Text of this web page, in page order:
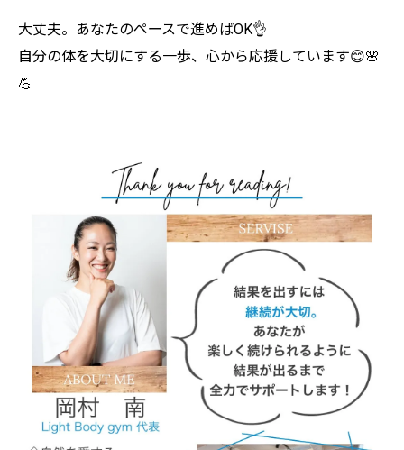
大丈夫。あなたのペースで進めばOK👌
自分の体を大切にする一歩、心から応援しています😊🌸
💪